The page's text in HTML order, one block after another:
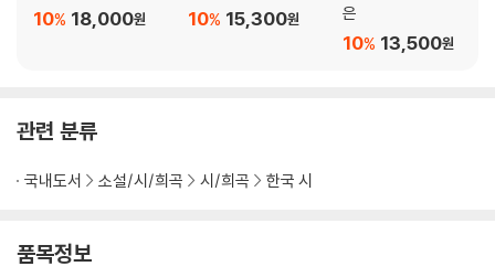
18,000원
10% 15,300원
10%
은
13,500원
10%
관련 분류
국내도서 소설/시/희곡 시/희곡 한국 시
품목정보